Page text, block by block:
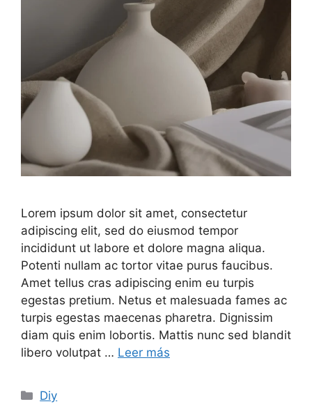
Lorem ipsum dolor sit amet, consectetur
adipiscing elit, sed do eiusmod tempor
incididunt ut labore et dolore magna aliqua.
Potenti nullam ac tortor vitae purus faucibus.
Amet tellus cras adipiscing enim eu turpis
egestas pretium. Netus et malesuada fames ac
turpis egestas maecenas pharetra. Dignissim
diam quis enim lobortis. Mattis nunc sed blandit
libero volutpat … Leer más
Categorías
Diy